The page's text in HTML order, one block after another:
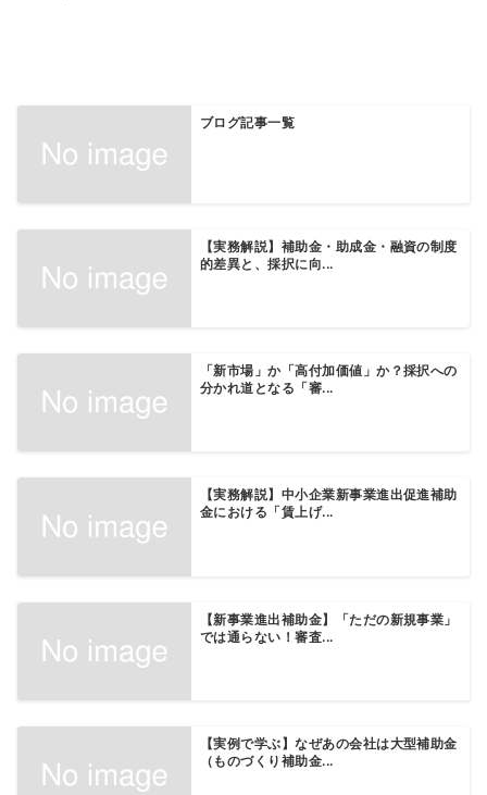
ブログ記事一覧
【実務解説】補助金・助成金・融資の制度
的差異と、採択に向...
「新市場」か「高付加価値」か？採択への
分かれ道となる「審...
【実務解説】中小企業新事業進出促進補助
金における「賃上げ...
【新事業進出補助金】「ただの新規事業」
では通らない！審査...
【実例で学ぶ】なぜあの会社は大型補助金
（ものづくり補助金...